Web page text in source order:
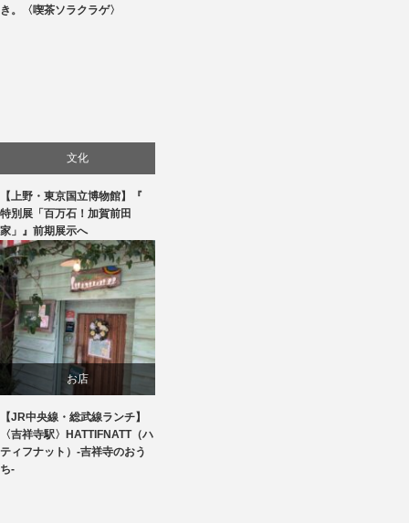
き。〈喫茶ソラクラゲ〉
文化
美術展・美術館・博物館巡り
【上野・東京国立博物館】『
特別展「百万石！加賀前田
家」』前期展示へ
お店
食べ物
【JR中央線・総武線ランチ】
〈吉祥寺駅〉HATTIFNATT（ハ
ティフナット）-吉祥寺のおう
ち-